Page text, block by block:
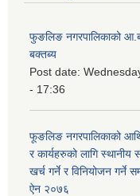
फुङलिङ नगरपालिकाको
बक्तब्य
Post date:
- 17:36
फूङलिङ नगरपालिकाको
र कार्यहरुको लागि
खर्च गर्ने र विनियोजन गर्ने
ऐन २०७६